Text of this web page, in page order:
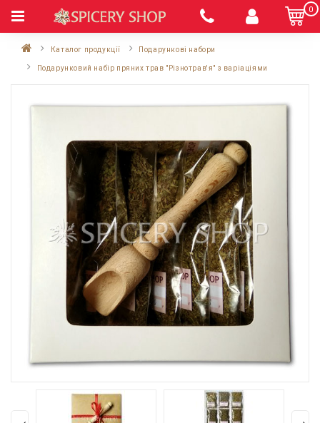
0
Каталог продукції Подарункові набори
Подарунковий набір пряних трав "Різнотрав'я" з варіаціями